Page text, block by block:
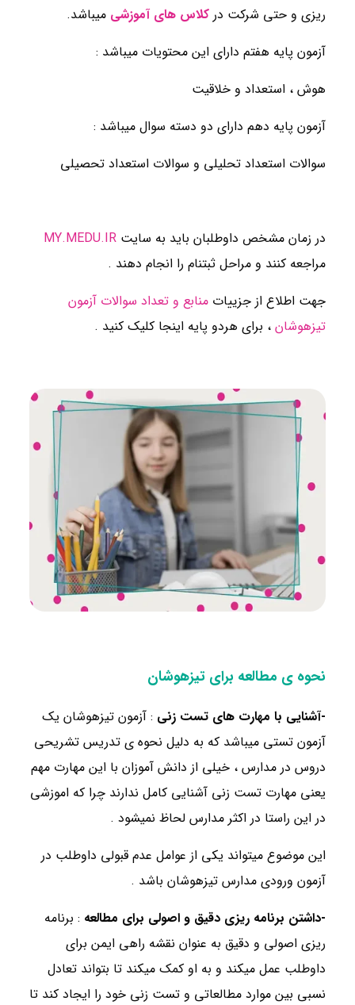
ریزی و حتی شرکت در کلاس های آموزشی میباشد.
آزمون پایه هفتم دارای این محتویات میباشد :
هوش ، استعداد و خلاقیت
آزمون پایه دهم دارای دو دسته سوال میباشد :
سوالات استعداد تحلیلی و سوالات استعداد تحصیلی
در زمان مشخص داوطلبان باید به سایت MY.MEDU.IR
مراجعه کنند و مراحل ثبتنام را انجام دهند .
جهت اطلاع از جزییات منابع و تعداد سوالات آزمون
تیزهوشان، برای هردو پایه اینجا کلیک کنید .
نحوه ی مطالعه برای تیزهوشان
-آشنایی با مهارت های تست زنی : آزمون تیزهوشان یک
آزمون تستی میباشد که به دلیل نحوه ی تدریس تشریحی
دروس در مدارس ، خیلی از دانش آموزان با این مهارت مهم
یعنی مهارت تست زنی آشنایی کامل ندارند چرا که اموزشی
در این راستا در اکثر مدارس لحاظ نمیشود .
این موضوع میتواند یکی از عوامل عدم قبولی داوطلب در
آزمون ورودی مدارس تیزهوشان باشد .
-داشتن برنامه ریزی دقیق و اصولی برای مطالعه : برنامه
ریزی اصولی و دقیق به عنوان نقشه راهی ایمن برای
داوطلب عمل میکند و به او کمک میکند تا بتواند تعادل
نسبی بین موارد مطالعاتی و تست زنی خود را ایجاد کند تا